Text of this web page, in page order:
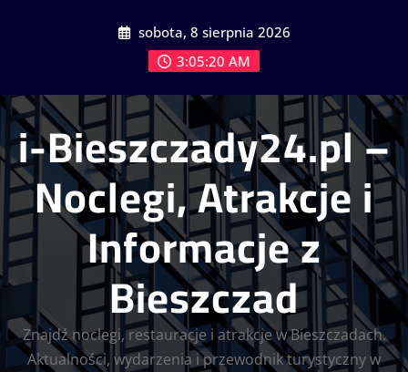
sobota, 8 sierpnia 2026
3:05:20 AM
i-Bieszczady24.pl –
Noclegi, Atrakcje i
Informacje z
Bieszczad
Znajdź noclegi, restauracje i atrakcje w Bieszczadach.
Aktualności, wydarzenia i przewodnik turystyczny w